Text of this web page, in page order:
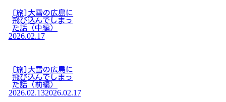
[旅]大雪の広島に
飛び込んでしまっ
た話（中編）
2026.02.17
[旅]大雪の広島に
飛び込んでしまっ
た話（前編）
2026.02.132026.02.17